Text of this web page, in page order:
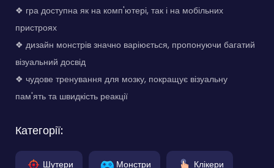
❖ гра доступна як на комп'ютері, так і на мобільних
пристроях
❖ дизайн монстрів значно варіюється, пропонуючи багатий
візуальний досвід
❖ чудове тренування для мозку, покращує візуальну
пам'ять та швидкість реакції
Категорії:
Шутери Монстри Клікери